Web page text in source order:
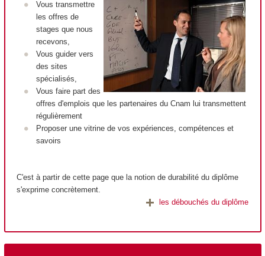
Vous transmettre
les offres de
stages que nous
recevons,
Vous guider vers
des sites
spécialisés,
Vous faire part des
offres d'emplois que les partenaires du Cnam lui transmettent
régulièrement
Proposer une vitrine de vos expériences, compétences et
savoirs
C'est à partir de cette page que la notion de durabilité du diplôme
s'exprime concrètement.
les débouchés du diplôme